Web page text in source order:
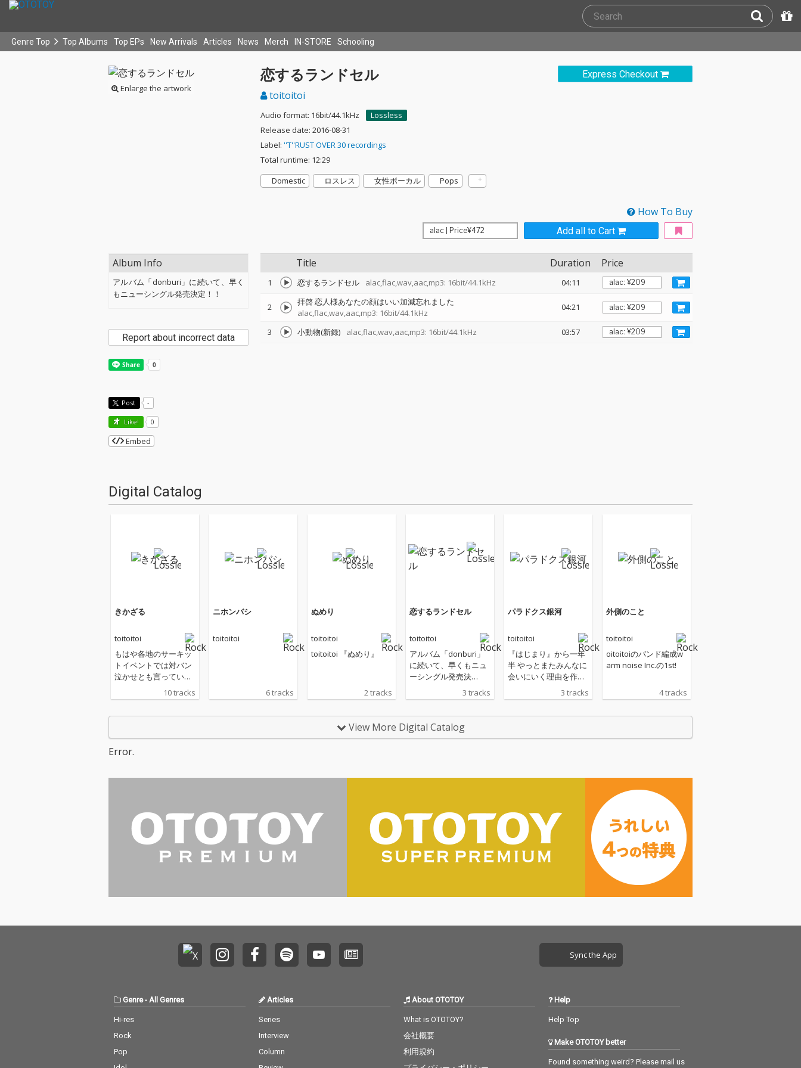
Genre Top Top Albums Top EPs New Arrivals Articles News Merch IN-STORE Schooling
Enlarge the artwork
Express Checkout
恋するランドセル
toitoitoi
Audio format: 16bit/44.1kHz
Lossless
Release date: 2016-08-31
Label: ''T''RUST OVER 30 recordings
Total runtime: 12:29
Domestic
ロスレス 女性ボーカル Pops
How To Buy
Add all to Cart
Title Duration Price
1 恋するランドセル alac,flac,wav,aac,mp3: 16bit/44.1kHz 04:11
2
拝啓 恋人様あなたの顔はいい加減忘れました
alac,flac,wav,aac,mp3: 16bit/44.1kHz
04:21
3 小動物(新録) alac,flac,wav,aac,mp3: 16bit/44.1kHz 03:57
Album Info
アルバム「donburi」に続いて、早く
もニューシングル発売決定！！
Report about incorrect data
Post -
Like! 0
Embed
Digital Catalog
きかざる
toitoitoi
もはや各地のサーキッ
トイベントでは対バン
泣かせとも言っていい
ルール無用のハミ出し
たライブパフォーマン
シ」からわずか9ヶ月
アルバム。 気の許せる
の制作を経て、圧倒さ
れるほどの生々しさと
ディテールを表現。 完
全に”地下室からの脱
却”の準備は整ったと言
介、ウッドベースにキ
ール＆ザ・ホーリーテ
ィッツ)、クロダセイイ
y）なども名を連ね
る。 「私は、空を飛び
り目を離さず着いてき
て下さい。」（Vo.岸川
10 tracks
ニホンバシ
toitoitoi
6 tracks
ぬめり
toitoitoi
toitoitoi 『ぬめり』
2 tracks
恋するランドセル
toitoitoi
アルバム「donburi」
に続いて、早くもニュ
ーシングル発売決
3 tracks
パラドクス銀河
toitoitoi
『はじまり』から一年
半 やっとまたみんなに
会いにいく理由を作る
なたの知ってるtoitoitoi
ようこそ。
3 tracks
外側のこと
toitoitoi
oitoitoiのバンド編成w
arm noise Inc.の1st!
4 tracks
View More Digital Catalog
Error.
Sync the App
Genre- All Genres
Hi-res
Rock
Pop
Articles
Series
Interview
Column
About OTOTOY
What is OTOTOY?
会社概要
利用規約
Help
Help Top
Make OTOTOY better
Found something weird? Please mail us